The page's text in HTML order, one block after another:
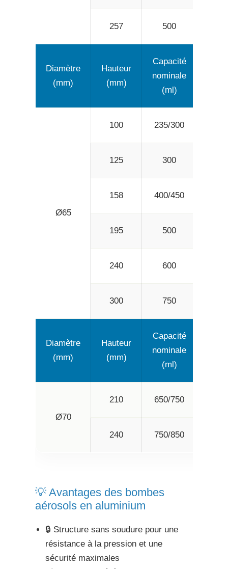
257 500
Diamètre
(mm)
Hauteur
(mm)
Capacité
nominale
(ml)
Ø65
100 235/300
125 300
158 400/450
195 500
240 600
300 750
Diamètre
(mm)
Hauteur
(mm)
Capacité
nominale
(ml)
Ø70
210 650/750
240 750/850
💡 Avantages des bombes
aérosols en aluminium
🔒 Structure sans soudure pour une
résistance à la pression et une
sécurité maximales